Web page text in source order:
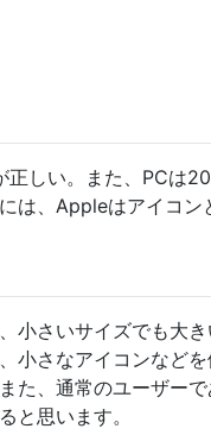
正しい。また、PCは
は、Appleはアイコ
小さいサイズでも大
小さなアイコンなど
た、通常のユーザー
と思います。